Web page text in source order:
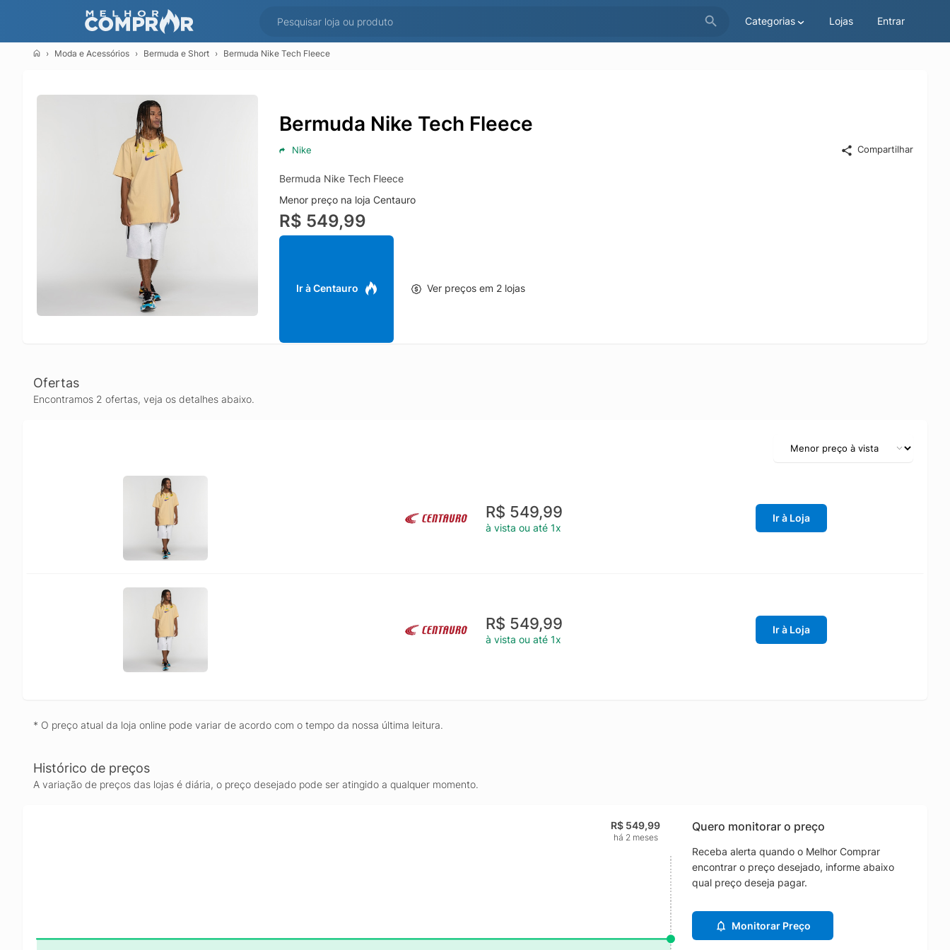
Categorias Lojas Entrar
Moda e Acessórios Bermuda e Short Bermuda Nike Tech Fleece
Bermuda Nike Tech Fleece
Nike Compartilhar
Bermuda Nike Tech Fleece
Menor preço na loja Centauro
R$ 549,99
Ir à Centauro Ver preços em 2 lojas
Ofertas
Encontramos 2 ofertas, veja os detalhes abaixo.
R$ 549,99
à vista ou até 1x
Ir à Loja
R$ 549,99
à vista ou até 1x
Ir à Loja
* O preço atual da loja online pode variar de acordo com o tempo da nossa última leitura.
Histórico de preços
A variação de preços das lojas é diária, o preço desejado pode ser atingido a qualquer momento.
R$ 549,99
há 2 meses
Quero monitorar o preço
Receba alerta quando o Melhor Comprar
encontrar o preço desejado, informe abaixo
qual preço deseja pagar.
Monitorar Preço